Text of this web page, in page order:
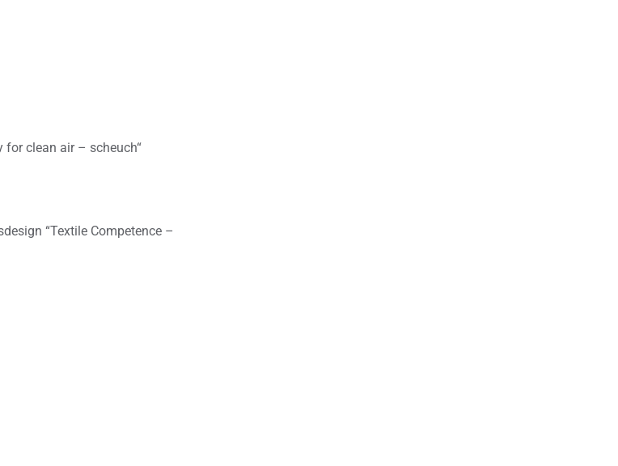
clean air – scheuch“
“Textile Competence –